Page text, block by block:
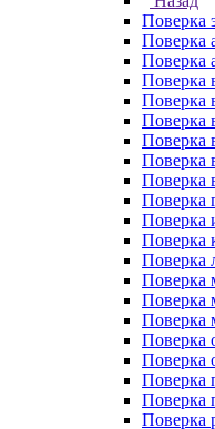
Поверка
Поверка
Поверка
Поверка
Поверка
Поверка
Поверка
Поверка
Поверка
Поверка
Поверка
Поверка
Поверка
Поверка
Поверка
Поверка
Поверка
Поверка
Поверка
Поверка
Поверка